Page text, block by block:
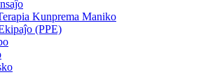
Kunprema Maniko
(PPE)